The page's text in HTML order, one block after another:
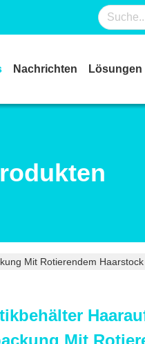
Nachrichten Lösungen
Mit Rotierendem
Mit